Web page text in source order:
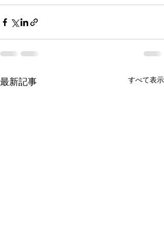
最新記事 すべて表示